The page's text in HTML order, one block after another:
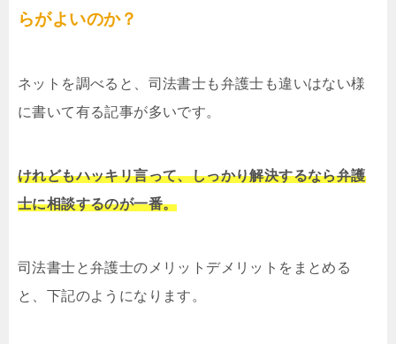
らがよいのか？
ネットを調べると、司法書士も弁護士も違いはない様
に書いて有る記事が多いです。
けれどもハッキリ言って、しっかり解決するなら弁護
士に相談するのが一番。
司法書士と弁護士のメリットデメリットをまとめる
と、下記のようになります。